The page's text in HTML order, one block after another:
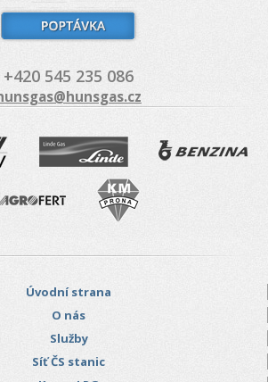
+420 545 235 086
Úvodní strana
O nás
Služby
Síť ČS stanic